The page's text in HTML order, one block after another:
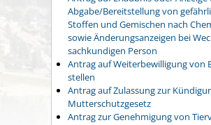
Abgabe/Bereitstellung von
Stoffen und Gemischen nach
sowie Änderungsanzeigen bei
sachkundigen Person
Antrag auf Weiterbewilligung von
stellen
Antrag auf Zulassung zur
Mutterschutzgesetz
Antrag zur Genehmigung von